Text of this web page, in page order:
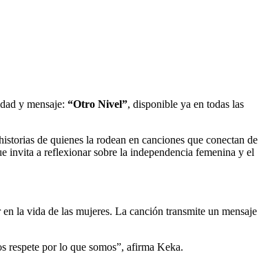
y mensaje: “Otro Nivel”, disponible ya en todas las
de quienes la rodean en canciones que conectan de
invita a reflexionar sobre la independencia femenina y el
la vida de las mujeres. La canción transmite un mensaje
respete por lo que somos”, afirma Keka.